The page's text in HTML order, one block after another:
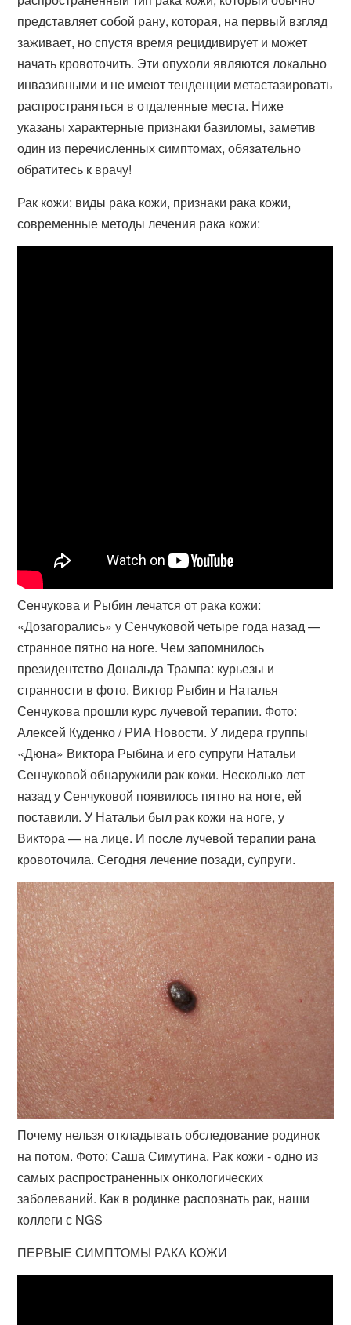
представляет собой рану, которая, на первый взгляд
заживает, но спустя время рецидивирует и может
начать кровоточить. Эти опухоли являются локально
инвазивными и не имеют тенденции метастазировать
распространяться в отдаленные места. Ниже
указаны характерные признаки базиломы, заметив
один из перечисленных симптомах, обязательно
обратитесь к врачу!
Рак кожи: виды рака кожи, признаки рака кожи,
современные методы лечения рака кожи:
Сенчукова и Рыбин лечатся от рака кожи:
«Дозагорались» у Сенчуковой четыре года назад —
странное пятно на ноге. Чем запомнилось
президентство Дональда Трампа: курьезы и
странности в фото. Виктор Рыбин и Наталья
Сенчукова прошли курс лучевой терапии. Фото:
Алексей Куденко / РИА Новости. У лидера группы
«Дюна» Виктора Рыбина и его супруги Натальи
Сенчуковой обнаружили рак кожи. Несколько лет
назад у Сенчуковой появилось пятно на ноге, ей
поставили. У Натальи был рак кожи на ноге, у
Виктора — на лице. И после лучевой терапии рана
кровоточила. Сегодня лечение позади, супруги.
Почему нельзя откладывать обследование родинок
на потом. Фото: Саша Симутина. Рак кожи - одно из
самых распространенных онкологических
заболеваний. Как в родинке распознать рак, наши
коллеги с NGS
ПЕРВЫЕ СИМПТОМЫ РАКА КОЖИ